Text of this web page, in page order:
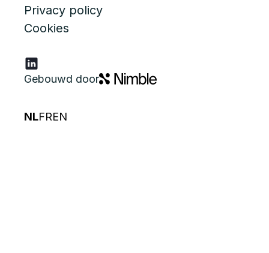
Privacy policy
Cookies
Gebouwd door
NLFREN